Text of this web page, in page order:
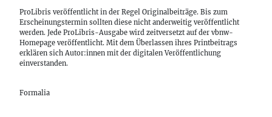
ProLibris veröffentlicht in der Regel Originalbeiträge. Bis zum
Erscheinungstermin sollten diese nicht anderweitig veröffentlicht
werden. Jede ProLibris-Ausgabe wird zeitversetzt auf der vbnw-
Homepage veröffentlicht. Mit dem Überlassen ihres Printbeitrags
erklären sich Autor:innen mit der digitalen Veröffentlichung
einverstanden.
Formalia